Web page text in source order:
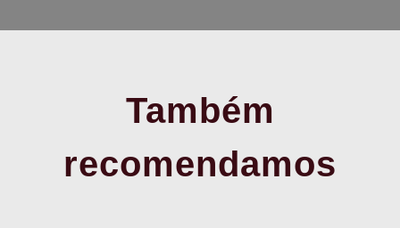
Também
recomendamos